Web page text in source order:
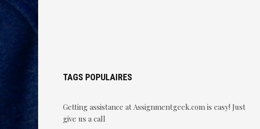
TAGS POPULAIRES
Getting assistance at Assignmentgeek.com is easy! Just
give us a call